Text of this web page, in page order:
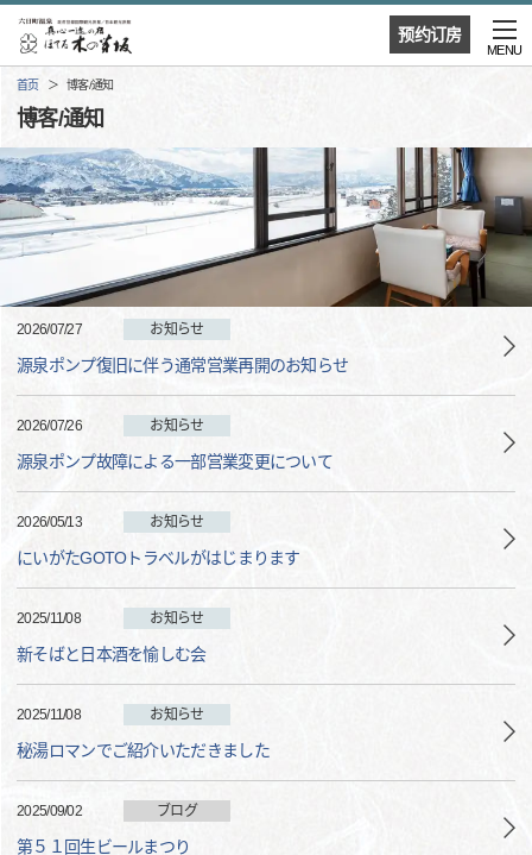
预约订房
MENU
首页 博客/通知
博客/通知
2026/07/27 お知らせ
源泉ポンプ復旧に伴う通常営業再開のお知らせ
2026/07/26 お知らせ
源泉ポンプ故障による一部営業変更について
2026/05/13 お知らせ
にいがたGOTOトラベルがはじまります
2025/11/08 お知らせ
新そばと日本酒を愉しむ会
2025/11/08 お知らせ
秘湯ロマンでご紹介いただきました
2025/09/02 ブログ
第５１回生ビールまつり